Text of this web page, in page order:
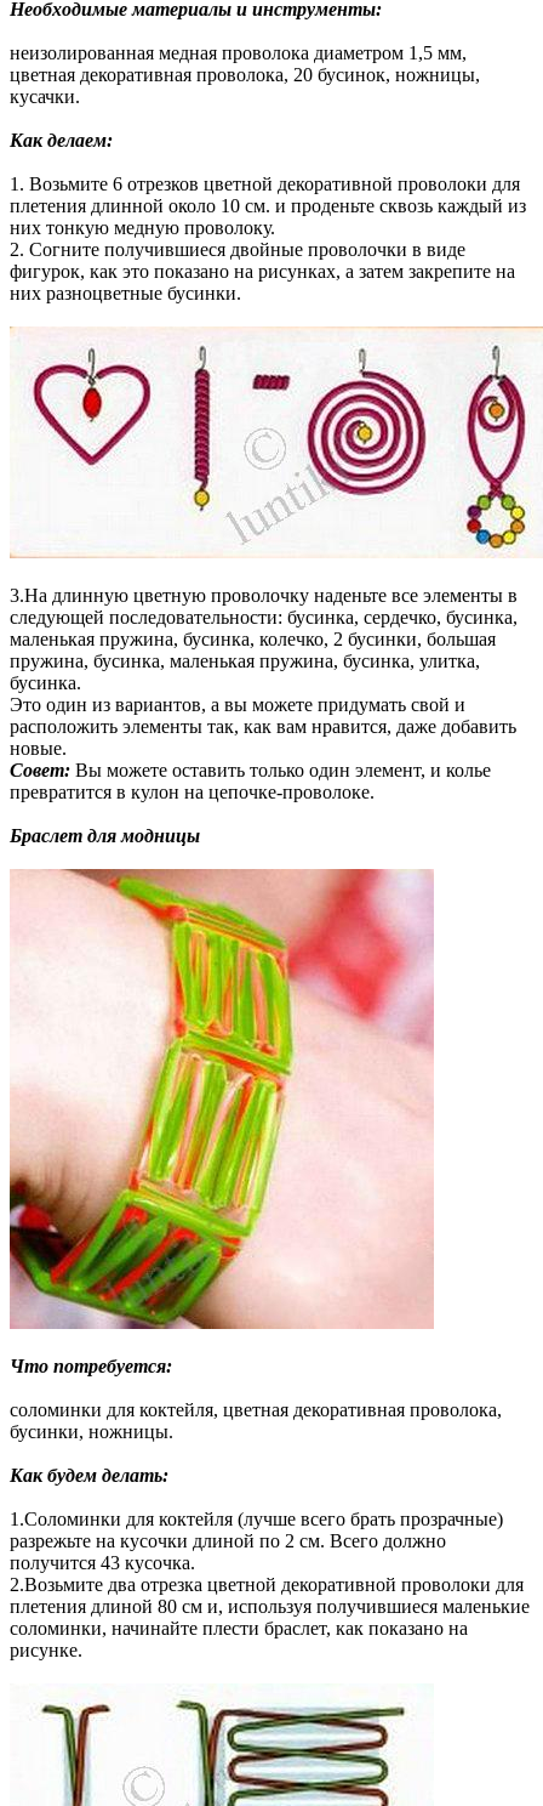
Необходимые материалы и инструменты:
неизолированная медная проволока диаметром 1,5 мм,
цветная декоративная проволока, 20 бусинок, ножницы,
кусачки.
Как делаем:
1. Возьмите 6 отрезков цветной декоративной проволоки для
плетения длинной около 10 см. и проденьте сквозь каждый из
них тонкую медную проволоку.
2. Согните получившиеся двойные проволочки в виде
фигурок, как это показано на рисунках, а затем закрепите на
них разноцветные бусинки.
3.На длинную цветную проволочку наденьте все элементы в
следующей последовательности: бусинка, сердечко, бусинка,
маленькая пружина, бусинка, колечко, 2 бусинки, большая
пружина, бусинка, маленькая пружина, бусинка, улитка,
бусинка.
Это один из вариантов, а вы можете придумать свой и
расположить элементы так, как вам нравится, даже добавить
новые.
Совет: Вы можете оставить только один элемент, и колье
превратится в кулон на цепочке-проволоке.
Браслет для модницы
Что потребуется:
соломинки для коктейля, цветная декоративная проволока,
бусинки, ножницы.
Как будем делать:
1.Соломинки для коктейля (лучше всего брать прозрачные)
разрежьте на кусочки длиной по 2 см. Всего должно
получится 43 кусочка.
2.Возьмите два отрезка цветной декоративной проволоки для
плетения длиной 80 см и, используя получившиеся маленькие
соломинки, начинайте плести браслет, как показано на
рисунке.